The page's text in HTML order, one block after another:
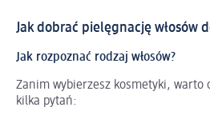
Jak dobrać pielęgnację włosów
Jak rozpoznać rodzaj włosów?
Zanim wybierzesz kosmetyki, warto
kilka pytań: